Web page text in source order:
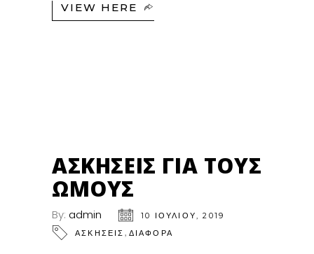
VIEW HERE
ΑΣΚΉΣΕΙΣ ΓΙΑ ΤΟΥΣ
ΏΜΟΥΣ
By: admin
10 ΙΟΥΛΊΟΥ, 2019
ΑΣΚΗΣΕΙΣ , ΔΙΑΦΟΡΑ